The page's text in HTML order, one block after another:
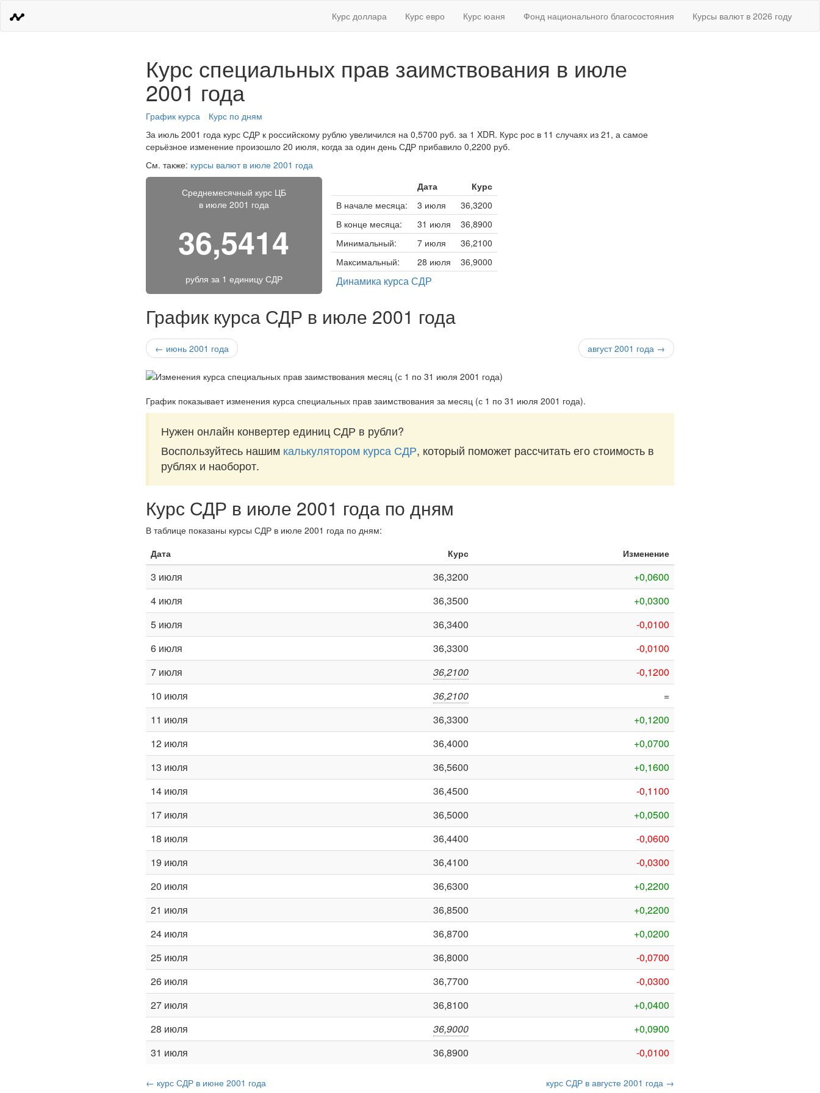
Курс доллара Курс евро Курс юаня Фонд национального благосостояния Курсы валют в 2026 году
Курс специальных прав заимствования в июле
2001 года
График курса
Курс по дням
За июль 2001 года курс СДР к российскому рублю увеличился на 0,5700 руб. за 1 XDR. Курс рос в 11 случаях из 21, а самое
серьёзное изменение произошло 20 июля, когда за один день СДР прибавило 0,2200 руб.
См. также: курсы валют в июле 2001 года
Среднемесячный курс ЦБ
в июле 2001 года
36,5414
рубля за 1 единицу СДР
Дата
Курс
В начале месяца:
3 июля
36,3200
В конце месяца:
31 июля
36,8900
Минимальный:
7 июля
36,2100
Максимальный:
28 июля 36,9000
Динамика курса СДР
График курса СДР в июле 2001 года
← июнь 2001 года август 2001 года →
График показывает изменения курса специальных прав заимствования за месяц (с 1 по 31 июля 2001 года).
Нужен онлайн конвертер единиц СДР в рубли?
Воспользуйтесь нашим калькулятором курса СДР, который поможет рассчитать его стоимость в
рублях и наоборот.
Курс СДР в июле 2001 года по дням
В таблице показаны курсы СДР в июле 2001 года по дням:
Дата
Курс Изменение
3 июля 36,3200
+0,0600
4 июля
36,3500
+0,0300
5 июля
36,3400
-0,0100
6 июля
36,3300
-0,0100
7 июля
36,2100
-0,1200
10 июля
36,2100
=
11 июля
36,3300
+0,1200
12 июля
36,4000
+0,0700
13 июля
36,5600
+0,1600
14 июля
36,4500
-0,1100
17 июля
36,5000
+0,0500
18 июля
36,4400
-0,0600
19 июля
36,4100
-0,0300
20 июля
36,6300
+0,2200
21 июля
36,8500
+0,2200
24 июля
36,8700
+0,0200
25 июля
36,8000
-0,0700
26 июля
36,7700
-0,0300
27 июля
36,8100
+0,0400
28 июля
36,9000
+0,0900
31 июля
36,8900 -0,0100
← курс СДР в июне 2001 года курс СДР в августе 2001 года →